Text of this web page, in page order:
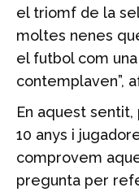
el triomf de la
moltes nenes
el futbol com
contemplaven”,
En aquest sentit,
10 anys i
comprovem
pregunta per